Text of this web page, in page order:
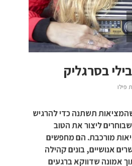
בסרגליק
פילו
תשתנה כדי להרגיש
ליצור את הטוב
מורכבת. הם מחפשים
אנושיים, בונים קהילה
אמונה שדווקא ברגעים